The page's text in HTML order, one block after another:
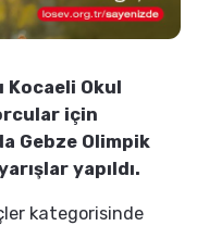
Kocaeli Okul
için
Gebze Olimpik
yapıldı.
kategorisinde